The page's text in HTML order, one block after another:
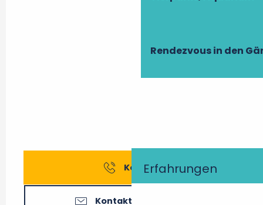
Rendezvous in den
Erfahrungen
Kontakt
Kontaktieren Sie uns